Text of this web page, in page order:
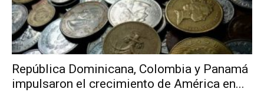
República Dominicana, Colombia y Panamá
impulsaron el crecimiento de América en...